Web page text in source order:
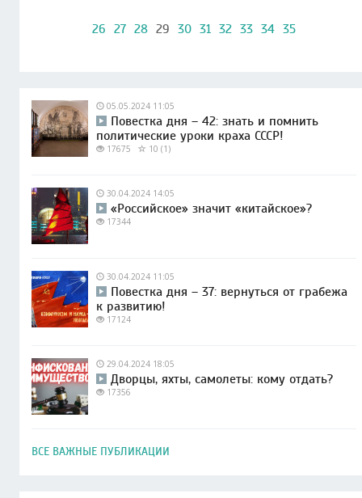
26 27 28 29 30 31 32 33 34 35
05.05.2024 11:05
Повестка дня – 42: знать и помнить
политические уроки краха СССР!
17675 10 (1)
30.04.2024 14:05
«Российское» значит «китайское»?
17344
30.04.2024 11:05
Повестка дня – 37: вернуться от грабежа
к развитию!
17124
29.04.2024 18:05
Дворцы, яхты, самолеты: кому отдать?
17356
ВСЕ ВАЖНЫЕ ПУБЛИКАЦИИ